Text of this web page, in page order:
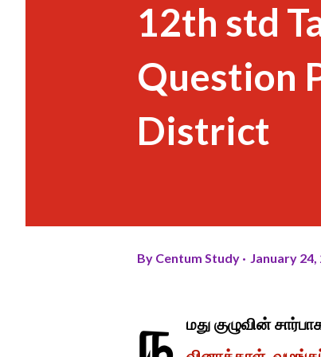
12th std
Question
District
By Centum Study January 24,
ந
மது குழுவின்